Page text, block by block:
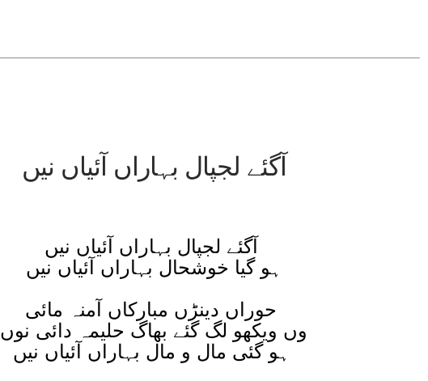
آگئے لجپال بہاراں آئیاں نیں
آگئے لجپال بہاراں آئیاں نیں
ہو گیا خوشحال بہاراں آئیاں نیں
حوراں دینڑں مبارکاں آمنہ مائی
وں ویکھو لگ گئے بھاگ حلیمہ دائی نوں
ہو گئی مال و مال بہاراں آئیاں نیں